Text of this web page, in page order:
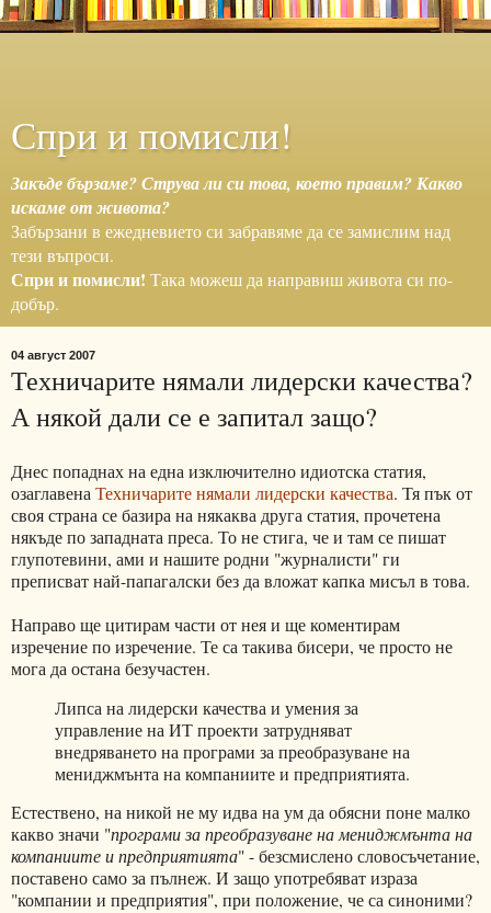
Спри и помисли!
Закъде бързаме? Струва ли си това, което правим? Какво
искаме от живота?
Забързани в ежедневието си забравяме да се замислим над
тези въпроси.
Спри и помисли! Така можеш да направиш живота си по-
добър.
04 август 2007
Техничарите нямали лидерски качества?
А някой дали се е запитал защо?
Днес попаднах на една изключително идиотска статия,
озаглавена Техничарите нямали лидерски качества. Тя пък от
своя страна се базира на някаква друга статия, прочетена
някъде по западната преса. То не стига, че и там се пишат
глупотевини, ами и нашите родни "журналисти" ги
преписват най-папагалски без да вложат капка мисъл в това.
Направо ще цитирам части от нея и ще коментирам
изречение по изречение. Те са такива бисери, че просто не
мога да остана безучастен.
Липса на лидерски качества и умения за
управление на ИТ проекти затрудняват
внедряването на програми за преобразуване на
мениджмънта на компаниите и предприятията.
Естествено, на никой не му идва на ум да обясни поне малко
какво значи "програми за преобразуване на мениджмънта на
компаниите и предприятията" - безсмислено словосъчетание,
поставено само за пълнеж. И защо употребяват израза
"компании и предприятия", при положение, че са синоними?